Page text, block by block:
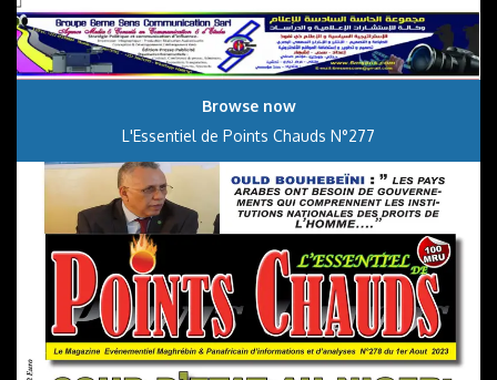
Browse now
L'Essentiel de Points Chauds N°277